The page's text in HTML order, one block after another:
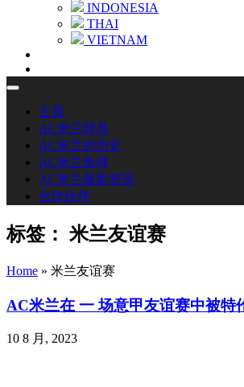
INDONESIA
THAI
VIETNAM
主頁
AC米兰球员
AC米兰的历史
AC米兰角球
AC米兰最新资讯
合作伙伴
标签： 米兰友谊赛
Home » 米兰友谊赛
AC米兰在 一 场意甲友谊赛中被特
10 8 月, 2023